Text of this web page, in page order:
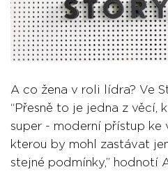
A co žena v roli lídra? Ve
“Přesně to je jedna z věcí,
super - moderní přístup ke
kterou by mohl zastávat
stejné podmínky,” hodnotí